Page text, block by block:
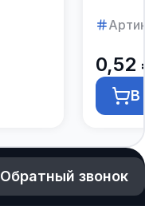
0,52
В
Обратный звонок